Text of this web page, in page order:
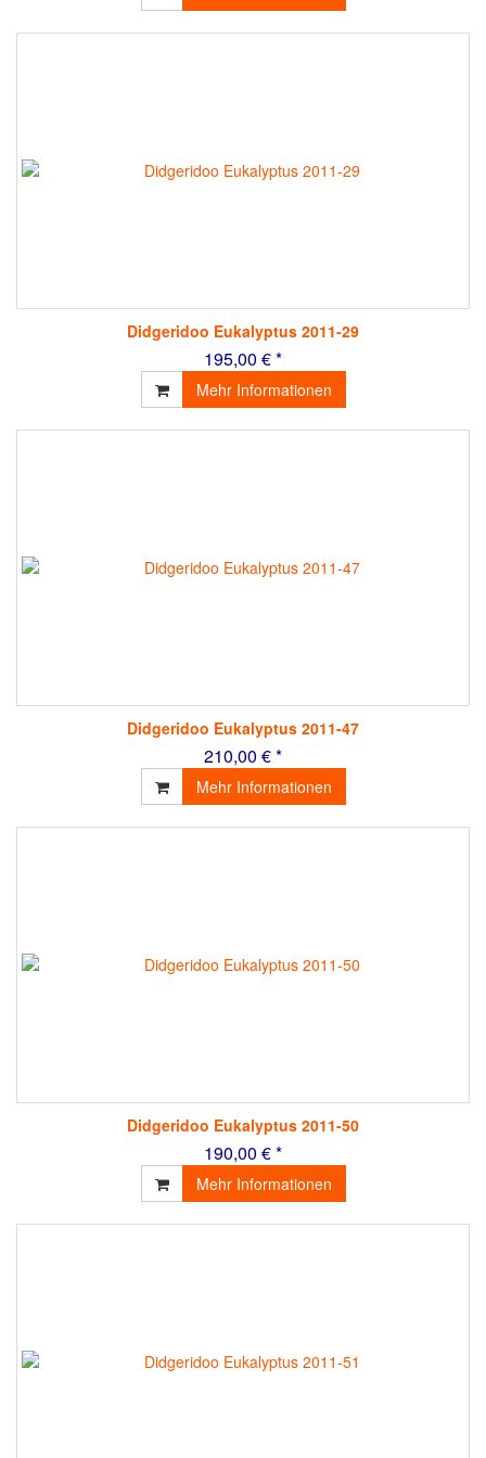
Didgeridoo Eukalyptus 2011-29
195,00 € *
Mehr Informationen
Didgeridoo Eukalyptus 2011-47
210,00 € *
Mehr Informationen
Didgeridoo Eukalyptus 2011-50
190,00 € *
Mehr Informationen